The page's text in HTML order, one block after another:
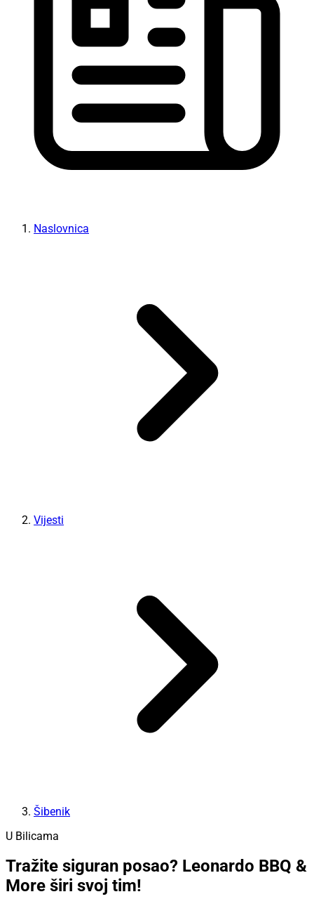
Naslovnica
Vijesti
Šibenik
U Bilicama
Tražite siguran posao? Leonardo BBQ &
More širi svoj tim!